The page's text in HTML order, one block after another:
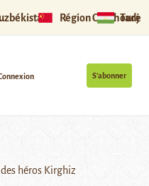
Région Ouïghoure
S’abonner
héros Kirghiz